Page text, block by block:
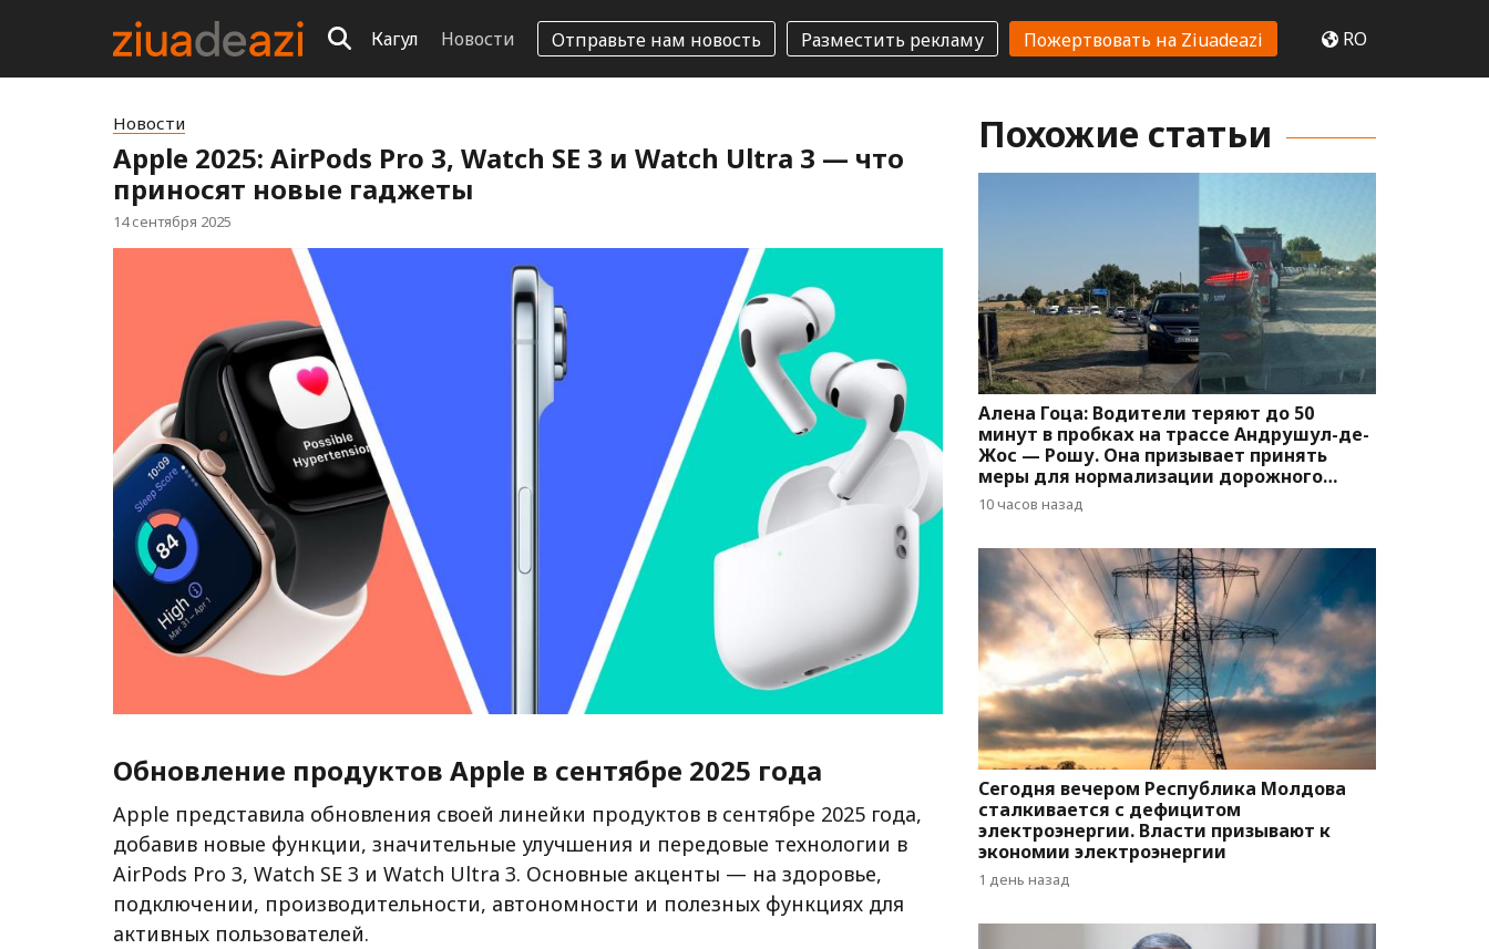
Кагул Новости Отправьте нам новость Разместить рекламу Пожертвовать на Ziuadeazi RO
Новости
Apple 2025: AirPods Pro 3, Watch SE 3 и Watch Ultra 3 — что
приносят новые гаджеты
14 сентября 2025
Обновление продуктов Apple в сентябре 2025 года
Apple представила обновления своей линейки продуктов в сентябре 2025 года,
добавив новые функции, значительные улучшения и передовые технологии в
AirPods Pro 3, Watch SE 3 и Watch Ultra 3. Основные акценты — на здоровье,
подключении, производительности, автономности и полезных функциях для
активных пользователей.
Похожие статьи
Алена Гоца: Водители теряют до 50
минут в пробках на трассе Андрушул-де-
Жос — Рошу. Она призывает принять
меры для нормализации дорожного
движения
10 часов назад
Сегодня вечером Республика Молдова
сталкивается с дефицитом
электроэнергии. Власти призывают к
экономии электроэнергии
1 день назад